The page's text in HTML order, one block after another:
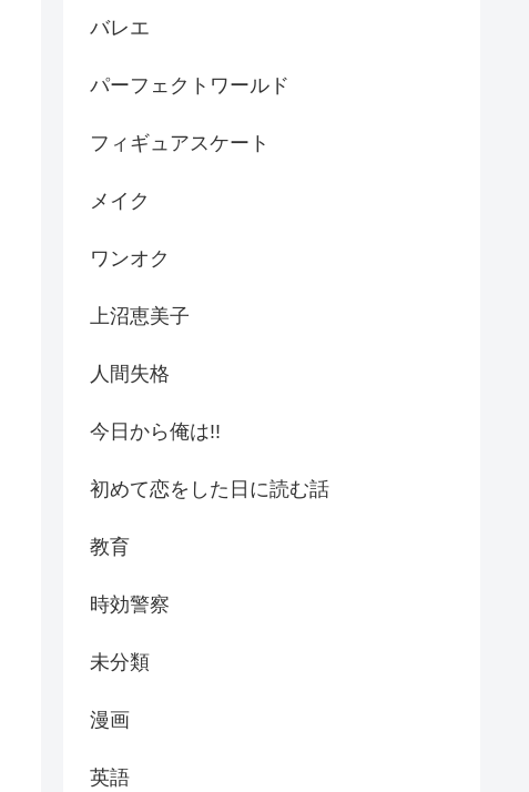
バレエ
パーフェクトワールド
フィギュアスケート
メイク
ワンオク
上沼恵美子
人間失格
今日から俺は!!
初めて恋をした日に読む話
教育
時効警察
未分類
漫画
英語